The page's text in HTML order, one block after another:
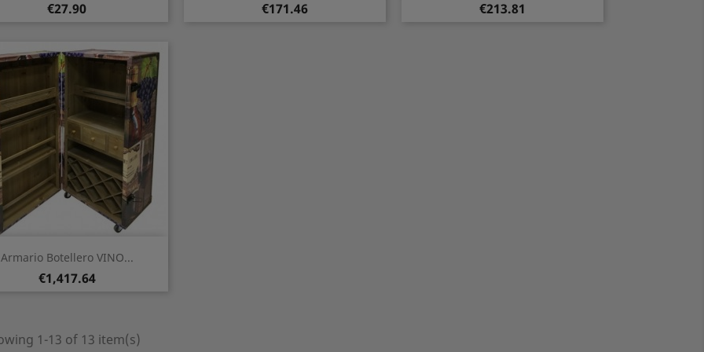
Price
€27.90 Price
€171.46 Price
€213.81
Armario Botellero VINO...
Price
€1,417.64
 Quick view
1-13 of 13 item(s)